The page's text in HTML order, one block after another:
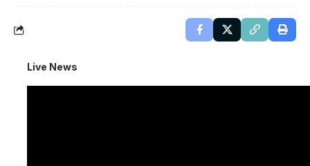
Live News